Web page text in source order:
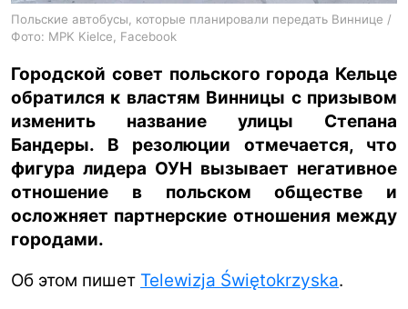
Польские автобусы, которые планировали передать Виннице /
Фото: MPK Kielce, Facebook
Городской совет польского города Кельце
обратился к властям Винницы с призывом
изменить название улицы Степана
Бандеры. В резолюции отмечается, что
фигура лидера ОУН вызывает негативное
отношение в польском обществе и
осложняет партнерские отношения между
городами.
Об этом пишет Telewizja Świętokrzyska.